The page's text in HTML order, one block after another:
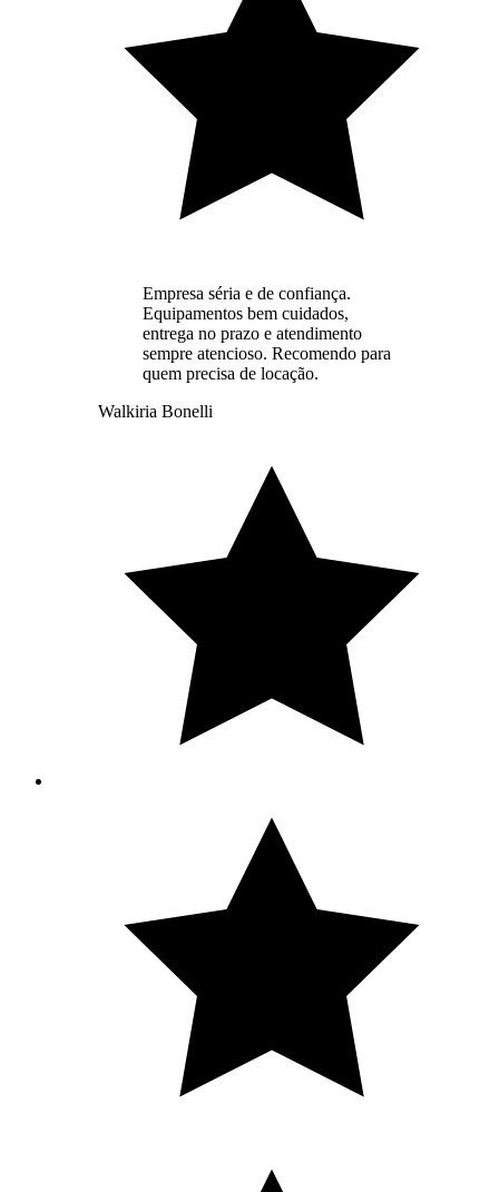
Empresa séria e de confiança.
Equipamentos bem cuidados,
entrega no prazo e atendimento
sempre atencioso. Recomendo para
quem precisa de locação.
Walkiria Bonelli